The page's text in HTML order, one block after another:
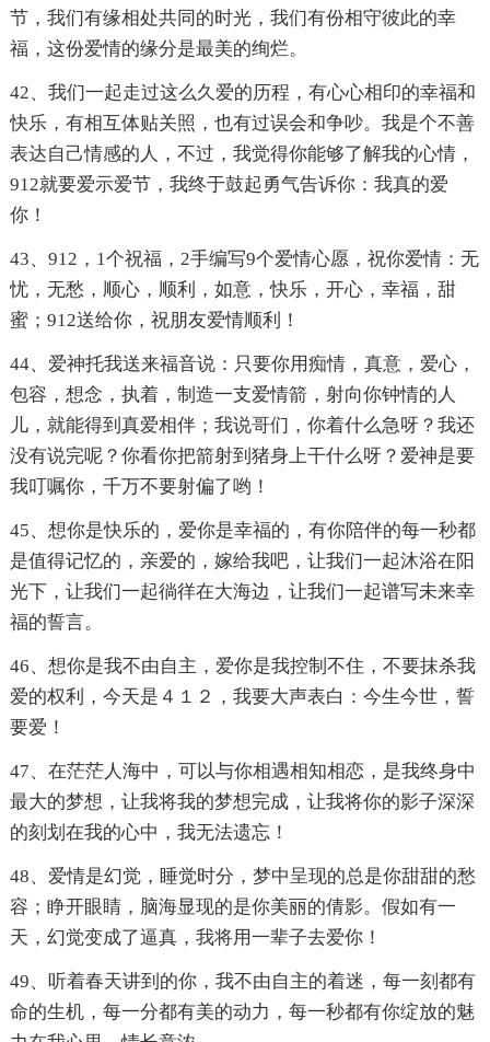
节，我们有缘相处共同的时光，我们有份相守彼此的幸
福，这份爱情的缘分是最美的绚烂。
42、我们一起走过这么久爱的历程，有心心相印的幸福和
快乐，有相互体贴关照，也有过误会和争吵。我是个不善
表达自己情感的人，不过，我觉得你能够了解我的心情，
912就要爱示爱节，我终于鼓起勇气告诉你：我真的爱
你！
43、912，1个祝福，2手编写9个爱情心愿，祝你爱情：无
忧，无愁，顺心，顺利，如意，快乐，开心，幸福，甜
蜜；912送给你，祝朋友爱情顺利！
44、爱神托我送来福音说：只要你用痴情，真意，爱心，
包容，想念，执着，制造一支爱情箭，射向你钟情的人
儿，就能得到真爱相伴；我说哥们，你着什么急呀？我还
没有说完呢？你看你把箭射到猪身上干什么呀？爱神是要
我叮嘱你，千万不要射偏了哟！
45、想你是快乐的，爱你是幸福的，有你陪伴的每一秒都
是值得记忆的，亲爱的，嫁给我吧，让我们一起沐浴在阳
光下，让我们一起徜徉在大海边，让我们一起谱写未来幸
福的誓言。
46、想你是我不由自主，爱你是我控制不住，不要抹杀我
爱的权利，今天是４１２，我要大声表白：今生今世，誓
要爱！
47、在茫茫人海中，可以与你相遇相知相恋，是我终身中
最大的梦想，让我将我的梦想完成，让我将你的影子深深
的刻划在我的心中，我无法遗忘！
48、爱情是幻觉，睡觉时分，梦中呈现的总是你甜甜的愁
容；睁开眼睛，脑海显现的是你美丽的倩影。假如有一
天，幻觉变成了逼真，我将用一辈子去爱你！
49、听着春天讲到的你，我不由自主的着迷，每一刻都有
命的生机，每一分都有美的动力，每一秒都有你绽放的魅